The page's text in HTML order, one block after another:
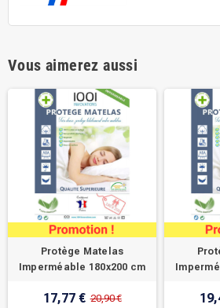
Vous aimerez aussi
Protège Matelas
Imperméable 180x200 cm
17,77 € 20,90 €